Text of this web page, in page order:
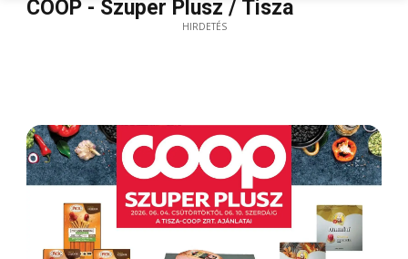
COOP - Szuper Plusz / Tisza
HIRDETÉS